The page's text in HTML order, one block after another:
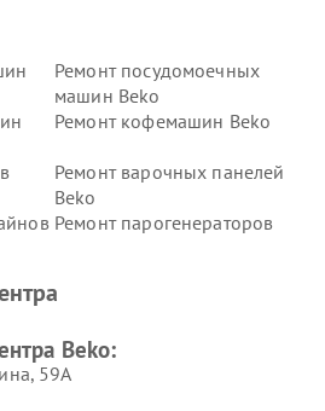
Ремонт посудомоечных
машин Beko
Ремонт кофемашин Beko
Ремонт варочных панелей
Beko
Ремонт парогенераторов
Ремонт морозильных камер
Beko:
59А